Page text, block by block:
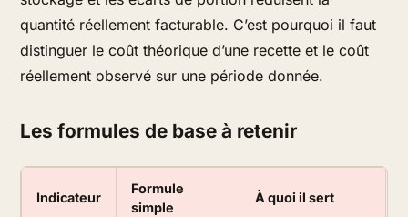
quantité réellement facturable. C’est pourquoi il faut
distinguer le coût théorique d’une recette et le coût
réellement observé sur une période donnée.
Les formules de base à retenir
Indicateur
Formule
simple
À quoi il sert